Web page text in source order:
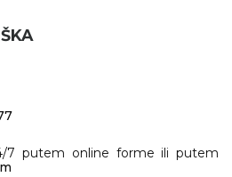
7 putem online forme ili putem